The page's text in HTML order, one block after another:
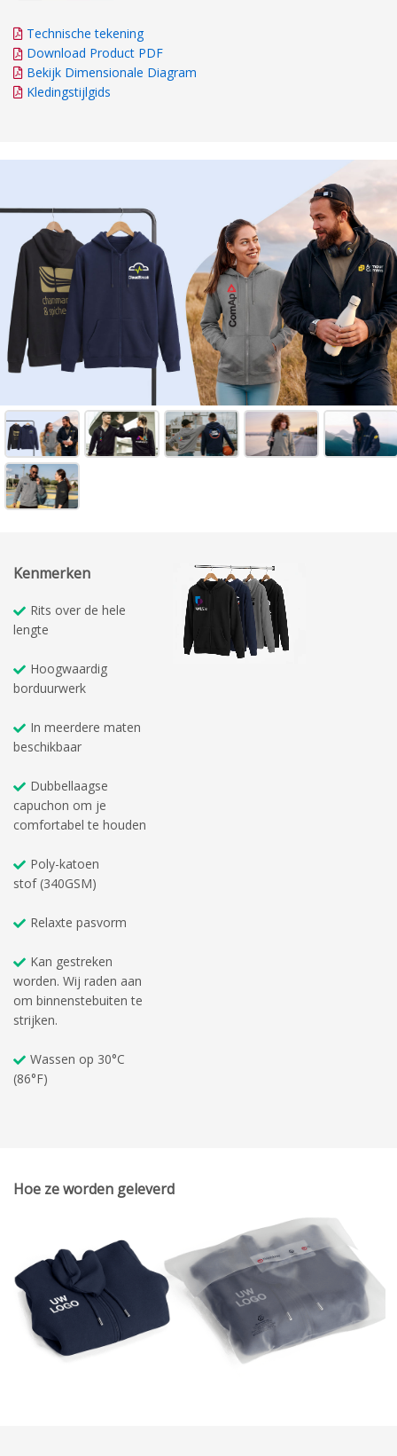
Technische tekening
Download Product PDF
Bekijk Dimensionale Diagram
Kledingstijlgids
Kenmerken
Rits over de hele
lengte
Hoogwaardig
borduurwerk
In meerdere maten
beschikbaar
Dubbellaagse
capuchon om je
comfortabel te houden
Poly-katoen
stof (340GSM)
Relaxte pasvorm
Kan gestreken
worden. Wij raden aan
om binnenstebuiten te
strijken.
Wassen op 30°C
(86°F)
Hoe ze worden geleverd